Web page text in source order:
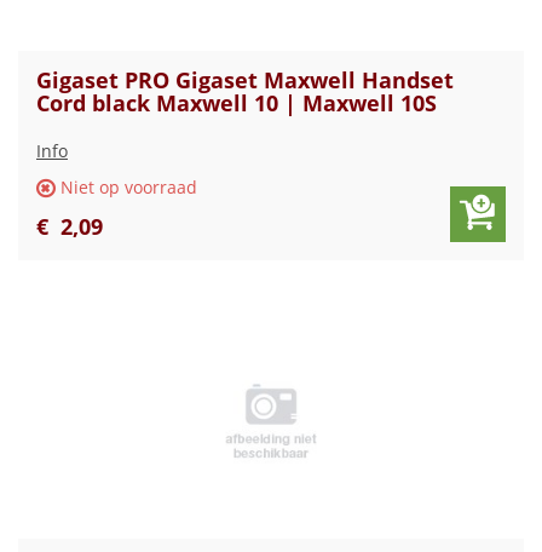
Gigaset PRO Gigaset Maxwell Handset
Cord black Maxwell 10 | Maxwell 10S
Info
Niet op voorraad
€ 2,09